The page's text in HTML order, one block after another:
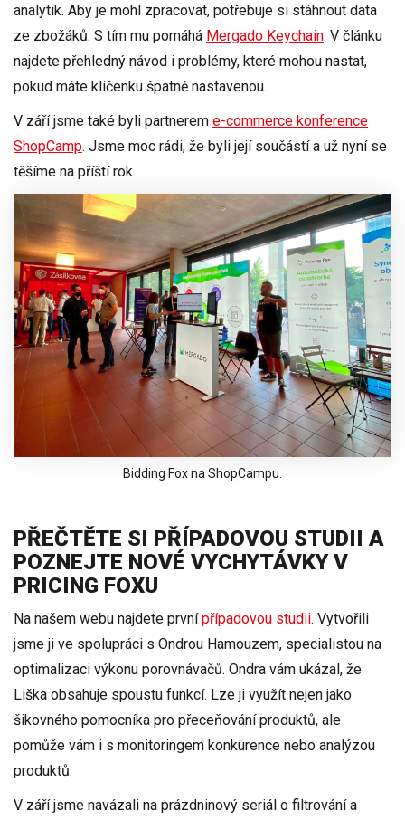
analytik. Aby je mohl zpracovat, potřebuje si stáhnout data
ze zbožáků. S tím mu pomáhá Mergado Keychain. V článku
najdete přehledný návod i problémy, které mohou nastat,
pokud máte klíčenku špatně nastavenou.
V září jsme také byli partnerem e-commerce konference
ShopCamp. Jsme moc rádi, že byli její součástí a už nyní se
těšíme na příští rok.
Bidding Fox na ShopCampu.
PŘEČTĚTE SI PŘÍPADOVOU STUDII A
POZNEJTE NOVÉ VYCHYTÁVKY V
PRICING FOXU
Na našem webu najdete prvnípřípadovou studii. Vytvořili
jsme ji ve spolupráci s Ondrou Hamouzem, specialistou na
optimalizaci výkonu porovnávačů. Ondra vám ukázal, že
Liška obsahuje spoustu funkcí. Lze ji využít nejen jako
šikovného pomocníka pro přeceňování produktů, ale
pomůže vám i s monitoringem konkurence nebo analýzou
produktů.
V září jsme navázali na prázdninový seriál o filtrování a